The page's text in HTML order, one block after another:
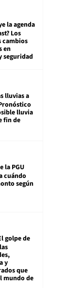
la agenda
Los
cambios
en
seguridad
lluvias a
lluvia
fin de
la PGU
cuándo
según
golpe de
y
que
mundo de